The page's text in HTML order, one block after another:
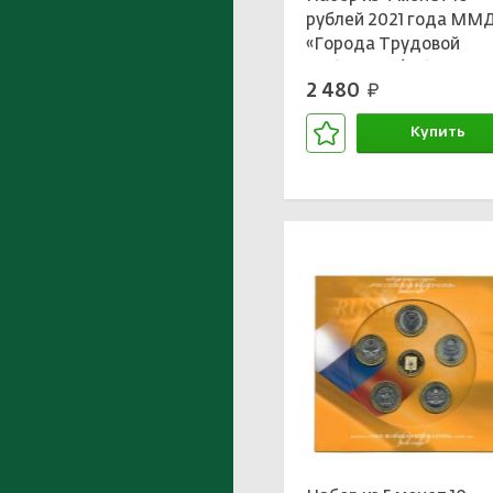
рублей 2021 года
«Города Трудовой
жетоном)
2 480 руб.
Купить